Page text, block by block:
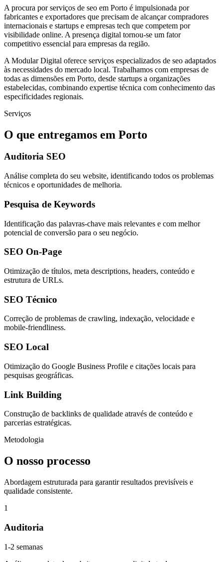
A procura por serviços de seo em Porto é impulsionada por
fabricantes e exportadores que precisam de alcançar compradores
internacionais e startups e empresas tech que competem por
visibilidade online. A presença digital tornou-se um fator
competitivo essencial para empresas da região.
A Modular Digital oferece serviços especializados de seo adaptados
às necessidades do mercado local. Trabalhamos com empresas de
todas as dimensões em Porto, desde startups a organizações
estabelecidas, combinando expertise técnica com conhecimento das
especificidades regionais.
Serviços
O que entregamos em Porto
Auditoria SEO
Análise completa do seu website, identificando todos os problemas
técnicos e oportunidades de melhoria.
Pesquisa de Keywords
Identificação das palavras-chave mais relevantes e com melhor
potencial de conversão para o seu negócio.
SEO On-Page
Otimização de títulos, meta descriptions, headers, conteúdo e
estrutura de URLs.
SEO Técnico
Correção de problemas de crawling, indexação, velocidade e
mobile-friendliness.
SEO Local
Otimização do Google Business Profile e citações locais para
pesquisas geográficas.
Link Building
Construção de backlinks de qualidade através de conteúdo e
parcerias estratégicas.
Metodologia
O nosso processo
Abordagem estruturada para garantir resultados previsíveis e
qualidade consistente.
1
Auditoria
1-2 semanas